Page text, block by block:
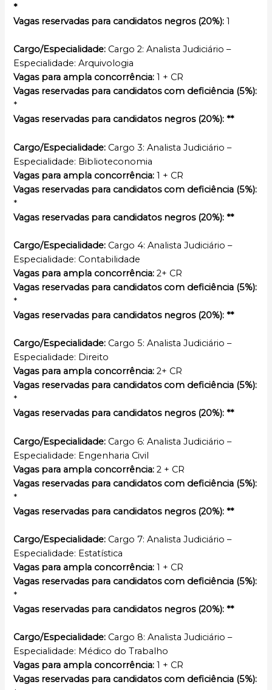
*
Vagas reservadas para candidatos negros (20%):1
Cargo/Especialidade: Cargo 2: Analista Judiciário –
Especialidade: Arquivologia
Vagas para ampla concorrência:1 + CR
Vagas reservadas para candidatos com deficiência (5%):
*
Vagas reservadas para candidatos negros (20%): **
Cargo/Especialidade: Cargo 3: Analista Judiciário –
Especialidade: Biblioteconomia
Vagas para ampla concorrência:1 + CR
Vagas reservadas para candidatos com deficiência (5%):
*
Vagas reservadas para candidatos negros (20%): **
Cargo/Especialidade: Cargo 4: Analista Judiciário –
Especialidade: Contabilidade
Vagas para ampla concorrência:2+ CR
Vagas reservadas para candidatos com deficiência (5%):
*
Vagas reservadas para candidatos negros (20%): **
Cargo/Especialidade: Cargo 5: Analista Judiciário –
Especialidade: Direito
Vagas para ampla concorrência:2+ CR
Vagas reservadas para candidatos com deficiência (5%):
*
Vagas reservadas para candidatos negros (20%): **
Cargo/Especialidade: Cargo 6: Analista Judiciário –
Especialidade: Engenharia Civil
Vagas para ampla concorrência:2 + CR
Vagas reservadas para candidatos com deficiência (5%):
*
Vagas reservadas para candidatos negros (20%): **
Cargo/Especialidade: Cargo 7: Analista Judiciário –
Especialidade: Estatística
Vagas para ampla concorrência:1 + CR
Vagas reservadas para candidatos com deficiência (5%):
*
Vagas reservadas para candidatos negros (20%): **
Cargo/Especialidade: Cargo 8: Analista Judiciário –
Especialidade: Médico do Trabalho
Vagas para ampla concorrência:1 + CR
Vagas reservadas para candidatos com deficiência (5%):